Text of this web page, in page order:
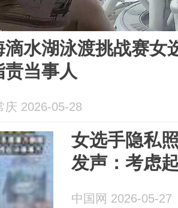
滴水湖泳渡挑战赛女
当事人
庆 2026-05-28
女选手隐私
发声：考虑
中国网 2026-05-27